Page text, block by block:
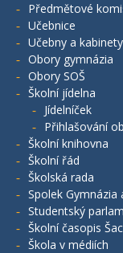
Předmětové
Učebnice
Učebny a kabinety
Obory gymnázia
Obory SOŠ
Školní jídelna
Jídelníček
Přihlašování
Školní knihovna
Školní řád
Školská rada
Spolek Gymnázia
Studentský
Školní časopis
Škola v médiích